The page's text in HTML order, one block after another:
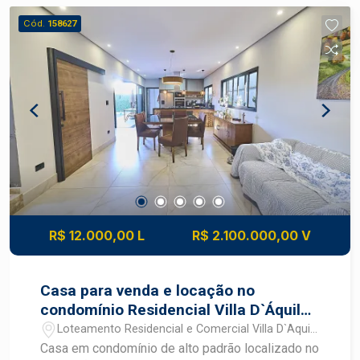
negócio em Piracicaba. Frias Neto Consultoria de
Imóveis, mais de 37 anos no mercado imobiliário
de Piracicaba. Agende sua visita
Cód. 158627
R$ 12.000,00 L R$ 2.100.000,00 V
Casa para venda e locação no
condomínio Residencial Villa D`Áquila
em Piracicaba
Loteamento Residencial e Comercial Villa D`Aquila
- Piracicaba/SP
Casa em condomínio de alto padrão localizado no